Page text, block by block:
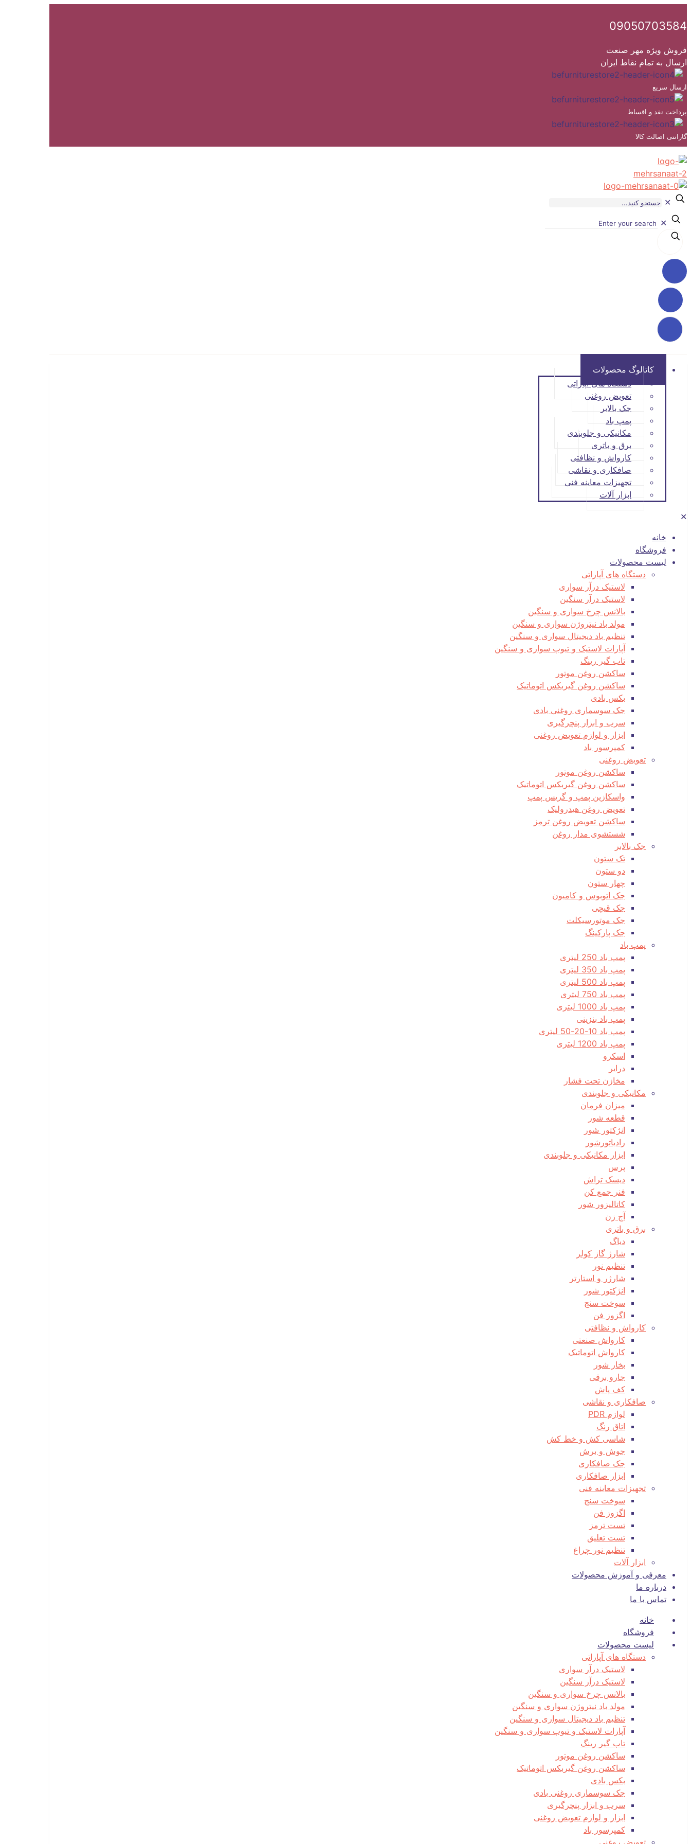
09050703584
فروش ویژه مهر صنعت
ارسال به تمام نقاط ایران
ارسال سریع
پرداخت نقد و اقساط
گارانتی اصالت کالا
✕
✕
کاتالوگ محصولات
دستگاه های آپاراتی
تعویض روغنی
جک بالابر
پمپ باد
مکانیکی و جلوبندی
برق و باتری
کارواش و نظافتی
صافکاری و نقاشی
تجهیزات معاینه فنی
ابزار آلات
✕
خانه
فروشگاه
لیست محصولات
دستگاه های آپاراتی
لاستیک درآر سواری
لاستیک درآر سنگین
بالانس چرخ سواری و سنگین
مولد باد نیتروژن سواری و سنگین
تنظیم باد دیجیتال سواری و سنگین
آپارات لاستیک و تیوپ سواری و سنگین
تاب گیر رینگ
ساکشن روغن موتور
ساکشن روغن گیربکس اتوماتیک
بکس بادی
جک سوسماری روغنی بادی
سرب و ابزار پنچرگیری
ابزار و لوازم تعویض روغنی
کمپرسور باد
تعویض روغنی
ساکشن روغن موتور
ساکشن روغن گیربکس اتوماتیک
واسکازین پمپ و گریس پمپ
تعویض روغن هیدرولیک
ساکشن تعویض روغن ترمز
شستشوی مدار روغن
جک بالابر
تک ستون
دو ستون
چهار ستون
جک اتوبوس و کامیون
جک قیچی
جک موتورسیکلت
جک پارکینگ
پمپ باد
پمپ باد 250 لیتری
پمپ باد 350 لیتری
پمپ باد 500 لیتری
پمپ باد 750 لیتری
پمپ باد 1000 لیتری
پمپ باد بنزینی
پمپ باد 10-20-50 لیتری
پمپ باد 1200 لیتری
اسکرو
درایر
مخازن تحت فشار
مکانیکی و جلوبندی
میزان فرمان
قطعه شور
انژکتور شور
رادیاتورشور
ابزار مکانیکی و جلوبندی
پرس
دیسک تراش
فنر جمع کن
کاتالیزور شور
آج زن
برق و باتری
دیاگ
شارژ گاز کولر
تنظیم نور
شارژر و استارتر
انژکتور شور
سوخت سنج
اگزوز فن
کارواش و نظافتی
کارواش صنعتی
کارواش اتوماتیک
بخار شور
جارو برقی
کف پاش
صافکاری و نقاشی
لوازم PDR
اتاق رنگ
شاسی کش و خط کش
جوش و برش
جک صافکاری
ابزار صافکاری
تجهیزات معاینه فنی
سوخت سنج
اگزوز فن
تست ترمز
تست تعلیق
تنظیم نور چراغ
ابزار آلات
معرفی و آموزش محصولات
درباره ما
تماس با ما
خانه
فروشگاه
لیست محصولات
دستگاه های آپاراتی
لاستیک درآر سواری
لاستیک درآر سنگین
بالانس چرخ سواری و سنگین
مولد باد نیتروژن سواری و سنگین
تنظیم باد دیجیتال سواری و سنگین
آپارات لاستیک و تیوپ سواری و سنگین
تاب گیر رینگ
ساکشن روغن موتور
ساکشن روغن گیربکس اتوماتیک
بکس بادی
جک سوسماری روغنی بادی
سرب و ابزار پنچرگیری
ابزار و لوازم تعویض روغنی
کمپرسور باد
تعویض روغنی